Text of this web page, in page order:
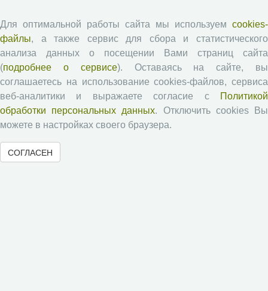
Экономические и социальные перемены
Проблемы развития территории
Вопросы территориального развития
Социальное пространство
Юный экономист
АгроЗооТехника
Для оптимальной работы сайта мы используем cookies-
файлы, а также сервис для сбора и статистического
анализа данных о посещении Вами страниц сайта
(подробнее о сервисе). Оставаясь на сайте, вы
соглашаетесь на использование cookies-файлов, сервиса
веб-аналитики и выражаете согласие с
Политикой
обработки персональных данных. Отключить cookies Вы
можете в настройках своего браузера.
СОГЛАСЕН